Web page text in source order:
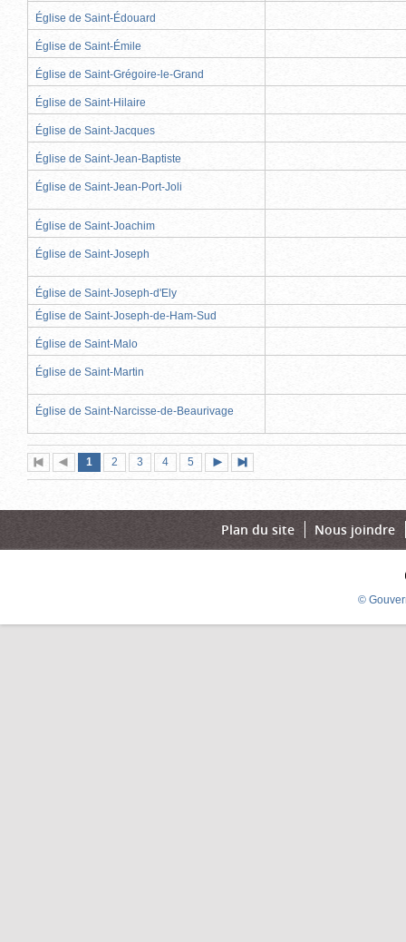
Église de Saint-Édouard
Église de Saint-Émile
Église de Saint-Grégoire-le-Grand
Église de Saint-Hilaire
Église de Saint-Jacques
Église de Saint-Jean-Baptiste
Église de Saint-Jean-Port-Joli
Église de Saint-Joachim
Église de Saint-Joseph
Église de Saint-Joseph-d'Ely
Église de Saint-Joseph-de-Ham-Sud
Église de Saint-Malo
Église de Saint-Martin
Église de Saint-Narcisse-de-Beaurivage
Première
page
Page
précédente
Page
1 (page
actuelle)
Page
2 Page
3 Page
4 Page
5
suivante
page
Plan du site Nous joindre
©